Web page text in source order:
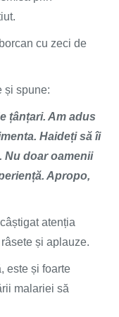
cu zeci de
și spune:
țânțari. Am adus
Haideți să îi
Nu doar oamenii
Apropo,
atenția
și aplauze.
este și foarte
malariei să